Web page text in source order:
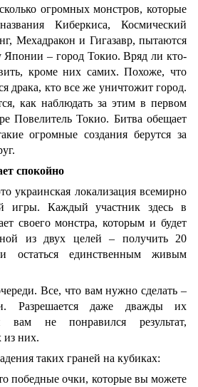
огромных монстров, которые
Киберкиса, Космический
Мехадракон и Гигазавр, пытаются
Японии – город Токио. Вряд ли кто-
кроме них самих. Похоже, что
драка, кто все же уничтожит город.
как наблюдать за этим в первом
Повелитель Токио. Битва обещает
огромные создания берутся за
спокойно
украинская локализация всемирно
игры. Каждый участник здесь в
своего монстра, которым и будет
из двух целей – получить 20
остаться единственным живым
Все, что вам нужно сделать –
Разрешается даже дважды их
вам не понравился результат,
из них.
таких граней на кубиках:
победные очки, которые вы можете